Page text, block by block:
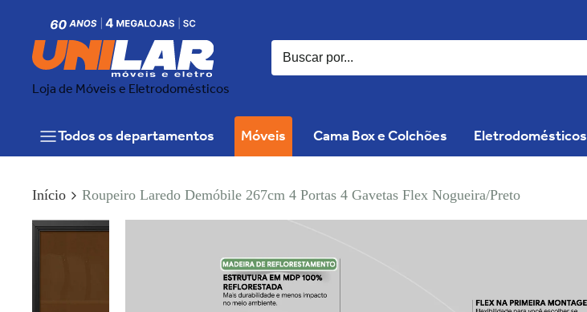
Loja de Móveis e Eletrodomésticos
Todos os departamentos Móveis Cama Box e Colchões Eletrodomésticos
Início Roupeiro Laredo Demóbile 267cm 4 Portas 4 Gavetas Flex Nogueira/Preto